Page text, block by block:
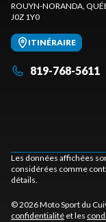
ROUYN-NORANDA,
J0Z 1Y0
ITINÉRAIRE
819-768-5611
Les données affichées
considérées comme
détails.
© 2026 Moto Sport du
confidentialité et les